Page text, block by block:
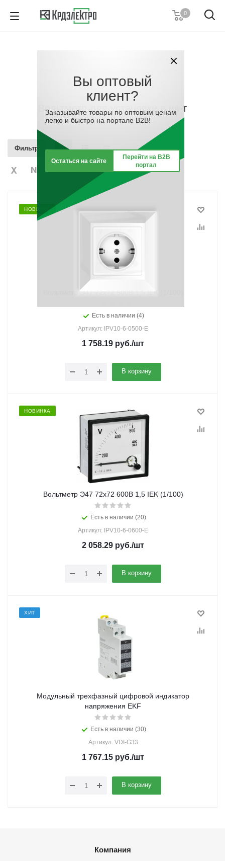
0
-
Вольтметр для установки в щит
Вольтметр для установки в щит
Фильтр
НОВИНКА
Вольтметр Э47 72х72 500В 1,5 IEK (1/100)
Есть в наличии (4)
Артикул: IPV10-6-0500-E
1 758.19 руб./шт
В корзину
НОВИНКА
Вольтметр Э47 72х72 600В 1,5 IEK (1/100)
Есть в наличии (20)
Артикул: IPV10-6-0600-E
2 058.29 руб./шт
В корзину
ХИТ
Модульный трехфазный цифровой индикатор
напряжения EKF
Есть в наличии (30)
Артикул: VDI-G33
1 767.15 руб./шт
В корзину
Компания
Вы оптовый
клиент?
Заказывайте товары по оптовым ценам
легко и быстро на портале B2B!
Остаться на сайте
Перейти на B2B
портал